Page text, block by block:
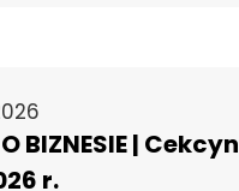
BIZNESIE | Cekcyn
r.